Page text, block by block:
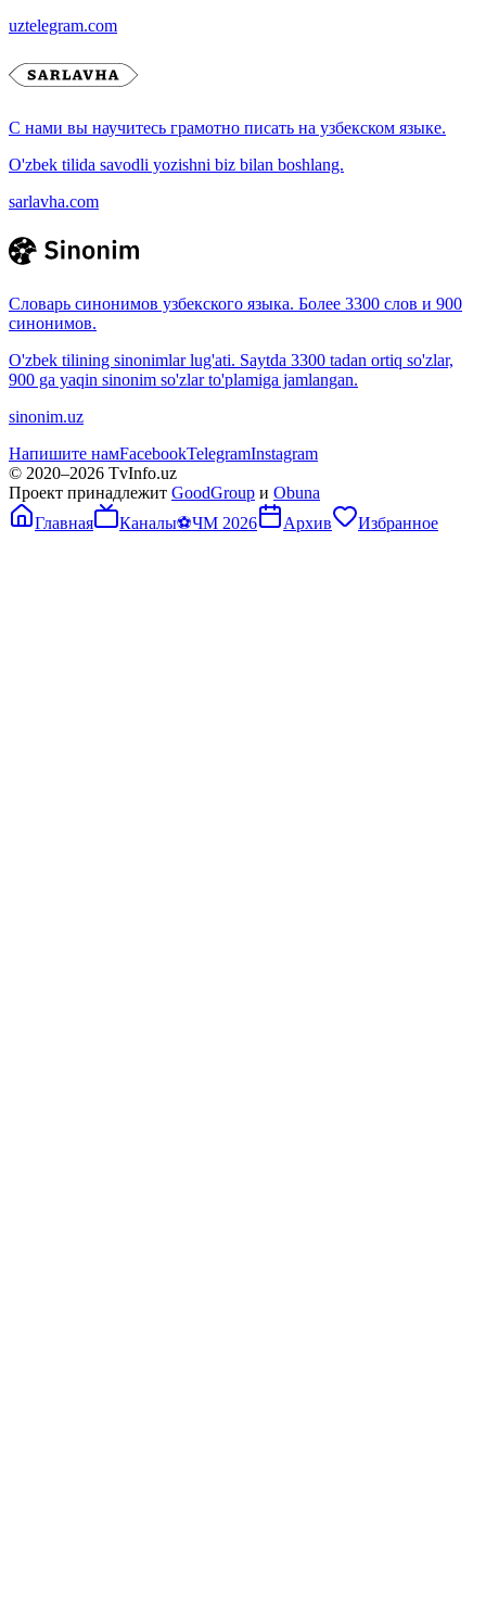
uztelegram.com
С нами вы научитесь грамотно писать на узбекском языке.
O'zbek tilida savodli yozishni biz bilan boshlang.
sarlavha.com
Словарь синонимов узбекского языка. Более 3300 слов и 900
синонимов.
O'zbek tilining sinonimlar lug'ati. Saytda 3300 tadan ortiq so'zlar,
900 ga yaqin sinonim so'zlar to'plamiga jamlangan.
sinonim.uz
Напишите намFacebookTelegramInstagram
© 2020–2026 TvInfo.uz
Проект принадлежит GoodGroup и Obuna
Главная
Каналы⚽ЧМ 2026 Архив Избранное